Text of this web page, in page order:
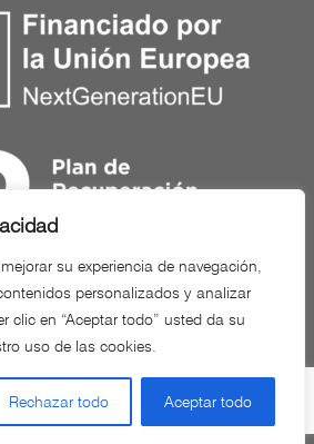
su experiencia de navegación,
personalizados y analizar
clic en “Aceptar todo” usted da su
uso de las cookies.
Rechazar todo Aceptar todo
Técnicos Inmobiliarios |
reservados. Diseñado
Adelanta Publicidad